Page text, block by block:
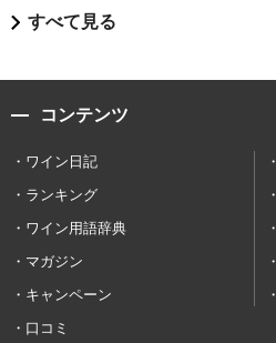
すべて見る
コンテンツ
ワイン日記
ランキング
ワイン用語辞典
マガジン
キャンペーン
口コミ